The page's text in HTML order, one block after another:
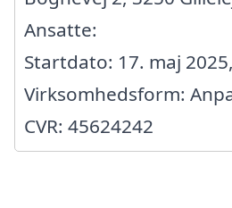
Ansatte:
Startdato: 17. maj 2025,
Virksomhedsform:
CVR: 45624242